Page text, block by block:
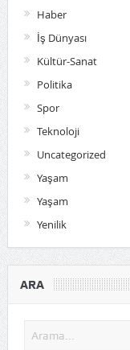
Haber
İş Dünyası
Kültür-Sanat
Politika
Spor
Teknoloji
Uncategorized
Yaşam
Yaşam
Yenilik
ARA